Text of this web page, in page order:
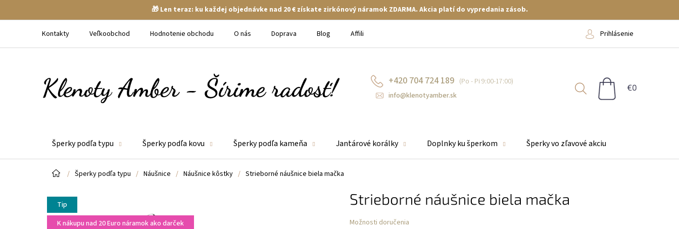
🎁 Len teraz: ku každej objednávke nad 20 € získate zirkónový náramok ZDARMA. Akcia platí do vypredania zásob.
Kontakty Veľkoobchod Hodnotenie obchodu O nás Doprava Blog Affiliate Prihlásenie
+420 704 724 189
info@klenotyamber.sk
NÁKUPNÝ
Šperky podľa typu Šperky podľa kovu Šperky podľa kameňa Jantárové korálky Doplnky ku šperkom Šperky vo zľavové akciu
Domov
/ Šperky podľa typu / Náušnice / Náušnice kôstky / Strieborné náušnice biela mačka
Tip
K nákupu nad 20 Euro náramok ako darček
Strieborné náušnice biela mačka
Možnosti doručenia